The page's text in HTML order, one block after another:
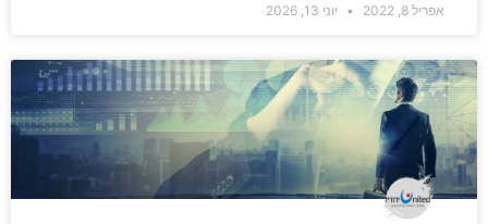
אפריל 8, 2022 יוני 13, 2026